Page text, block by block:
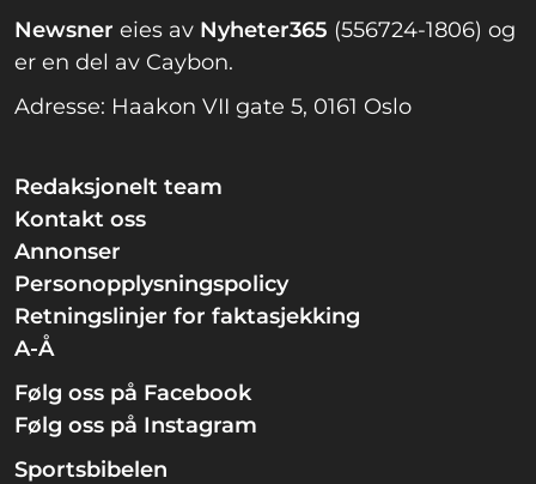
Newsner eies av Nyheter365 (556724-1806) og
er en del av Caybon.
Adresse: Haakon VII gate 5, 0161 Oslo
Redaksjonelt team
Kontakt oss
Annonser
Personopplysningspolicy
Retningslinjer for faktasjekking
A-Å
Følg oss på Facebook
Følg oss på Instagram
Sportsbibelen